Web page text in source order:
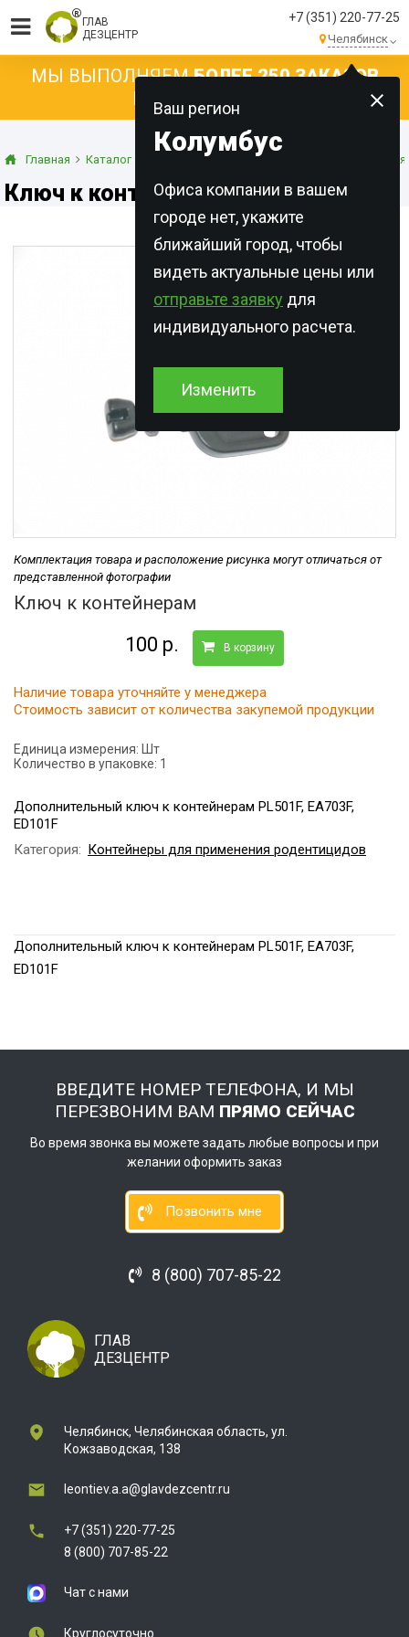
ГЛАВ
ДЕЗЦЕНТР
+7 (351) 220-77-25
Челябинск
Ваш регион
Колумбус
Офиса компании в вашем
городе нет, укажите
ближайший город, чтобы
видеть актуальные цены или
отправьте заявку для
индивидуального расчета.
Изменить
МЫ ВЫПОЛНЯЕМБОЛЕЕ 250 ЗАКАЗОВ
КАЖДЫЙ ДЕНЬ!
Главная Каталог Оборудование Контейнеры для
Ключ к контейнерам
Комплектация товара и расположение рисунка могут отличаться от
представленной фотографии
Ключ к контейнерам
100 р. В корзину
Наличие товара уточняйте у менеджера
Стоимость зависит от количества закупемой продукции
Единица измерения: Шт
Количество в упаковке: 1
Дополнительный ключ к контейнерам PL501F, EA703F,
ED101F
Категория: Контейнеры для применения родентицидов
Дополнительный ключ к контейнерам PL501F, EA703F,
ED101F
ВВЕДИТЕ НОМЕР ТЕЛЕФОНА, И МЫ
ПЕРЕЗВОНИМ ВАМ ПРЯМО СЕЙЧАС
Во время звонка вы можете задать любые вопросы и при
желании оформить заказ
Позвонить мне
8 (800) 707-85-22
ГЛАВ
ДЕЗЦЕНТР
Челябинск, Челябинская область, ул.
Кожзаводская, 138
leontiev.a.a@glavdezcentr.ru
+7 (351) 220-77-25
8 (800) 707-85-22
Чат с нами
Круглосуточно